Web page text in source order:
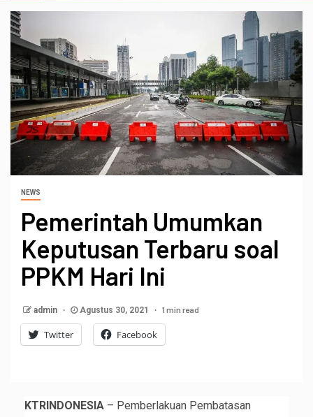
NEWS
Pemerintah Umumkan
Keputusan Terbaru soal
PPKM Hari Ini
admin Agustus 30, 2021 1 min read
Twitter Facebook
KTRINDONESIA – Pemberlakuan Pembatasan